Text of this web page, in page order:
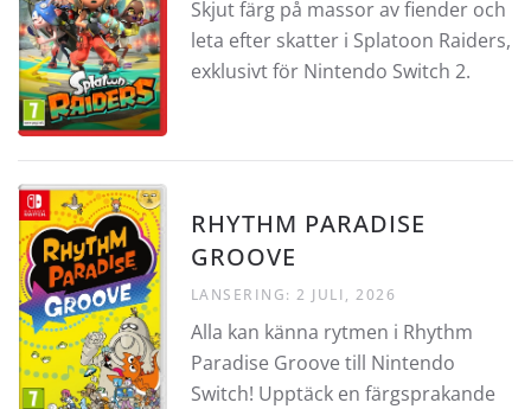
Skjut färg på massor av fiender och
leta efter skatter i Splatoon Raiders,
exklusivt för Nintendo Switch 2.
RHYTHM PARADISE
GROOVE
LANSERING: 2 JULI, 2026
Alla kan känna rytmen i Rhythm
Paradise Groove till Nintendo
Switch! Upptäck en färgsprakande